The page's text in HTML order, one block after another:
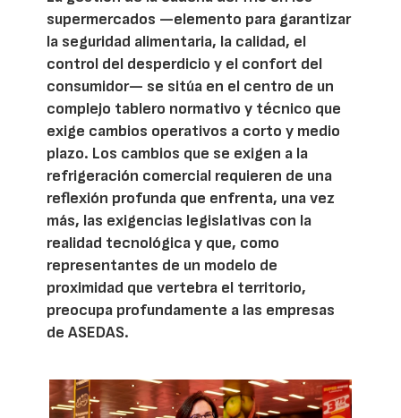
supermercados —elemento para garantizar
la seguridad alimentaria, la calidad, el
control del desperdicio y el confort del
consumidor— se sitúa en el centro de un
complejo tablero normativo y técnico que
exige cambios operativos a corto y medio
plazo. Los cambios que se exigen a la
refrigeración comercial requieren de una
reflexión profunda que enfrenta, una vez
más, las exigencias legislativas con la
realidad tecnológica y que, como
representantes de un modelo de
proximidad que vertebra el territorio,
preocupa profundamente a las empresas
de ASEDAS.